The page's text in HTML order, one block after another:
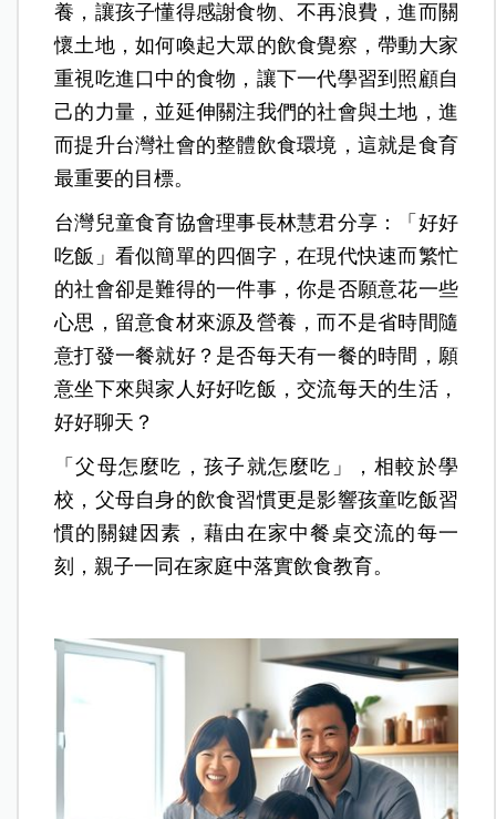
養，讓孩子懂得感謝食物、不再浪費，進而關
懷土地，如何喚起大眾的飲食覺察，帶動大家
重視吃進口中的食物，讓下一代學習到照顧自
己的力量，並延伸關注我們的社會與土地，進
而提升台灣社會的整體飲食環境，這就是食育
最重要的目標。
台灣兒童食育協會理事長林慧君分享：「好好
吃飯」看似簡單的四個字，在現代快速而繁忙
的社會卻是難得的一件事，你是否願意花一些
心思，留意食材來源及營養，而不是省時間隨
意打發一餐就好？是否每天有一餐的時間，願
意坐下來與家人好好吃飯，交流每天的生活，
好好聊天？
「父母怎麼吃，孩子就怎麼吃」，相較於學
校，父母自身的飲食習慣更是影響孩童吃飯習
慣的關鍵因素，藉由在家中餐桌交流的每一
刻，親子一同在家庭中落實飲食教育。